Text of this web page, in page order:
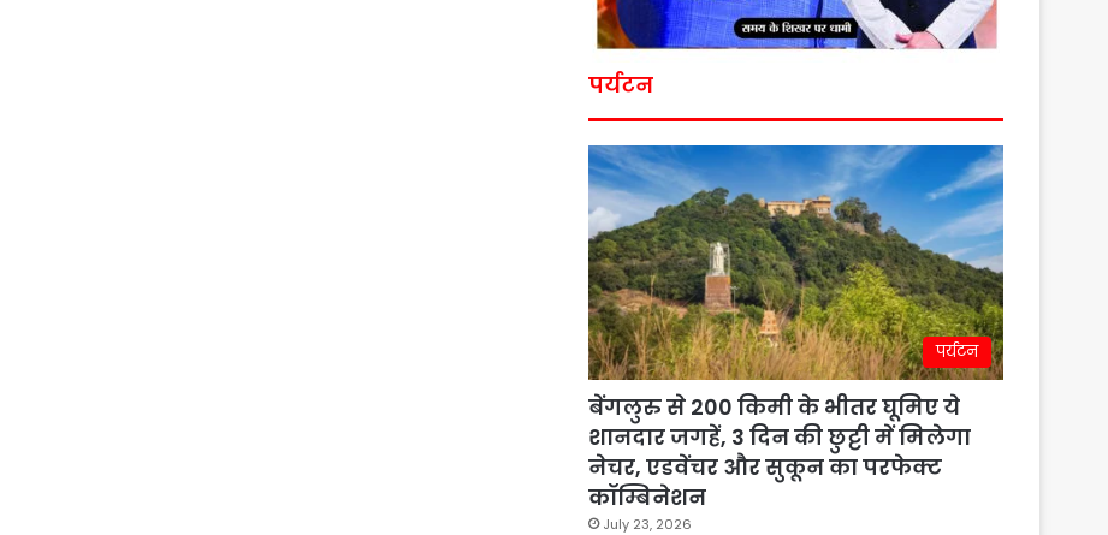
पर्यटन
पर्यटन
बेंगलुरु से 200 किमी के भीतर घूमिए ये
शानदार जगहें, 3 दिन की छुट्टी में मिलेगा
नेचर, एडवेंचर और सुकून का परफेक्ट
कॉम्बिनेशन
July 23, 2026